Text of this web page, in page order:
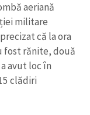
aeriană
militare
că la ora
fost rănite, două
avut loc în
clădiri